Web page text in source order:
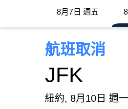
8月7日 週五
航班取消
JFK
紐約, 8月10日 週一